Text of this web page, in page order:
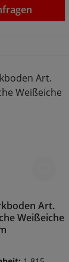
Art.
Weißeiche